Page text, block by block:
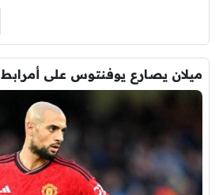
ميلان يصارع يوفنتوس على أمرابط